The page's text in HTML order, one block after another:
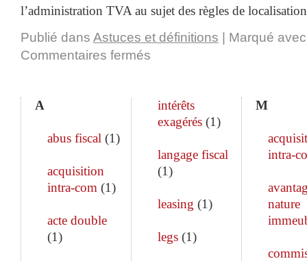
l’administration TVA au sujet des règles de
Publié dans Astuces et définitions
Marqué avec
Commentaires fermés
A
abus fiscal (1)
acquisition
intra-com (1)
acte double
(1)
intérêts
exagérés(1)
langage fiscal
(1)
leasing (1)
legs(1)
M
intra-
nature